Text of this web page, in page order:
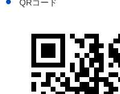
QRコード